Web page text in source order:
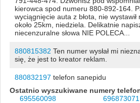
kierowca spod numeru 880-892-164.
wyciągnięcie auta z błota, nie wystawił
około 25km, niedziela. Delikatnie
niecenzuralne słowa NIE POLECA...
880815382 Ten numer wysłał mi
się, że jest to kreator reklam.
880832197 telefon sanepidu
Ostatnio wyszukiwane numery
695560098
696873071